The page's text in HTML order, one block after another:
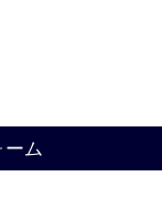
ーム